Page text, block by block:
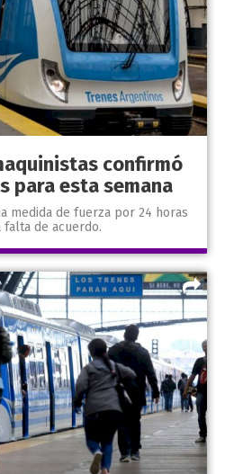
confirmó
para esta semana
medida de fuerza por 24 horas
falta de acuerdo.